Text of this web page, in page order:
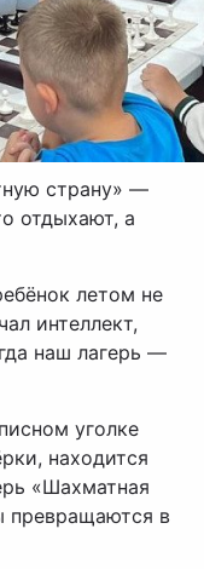
страну» —
отдыхают, а
летом не
интеллект,
наш лагерь —
уголке
находится
«Шахматная
превращаются в